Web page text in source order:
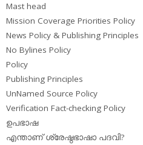
Mast head
Mission Coverage Priorities Policy
News Policy & Publishing Principles
No Bylines Policy
Policy
Publishing Principles
UnNamed Source Policy
Verification Fact-checking Policy
ഉപഭാഷ
എന്താണ് ശ്രേഷ്ഠഭാഷാ പദവി?